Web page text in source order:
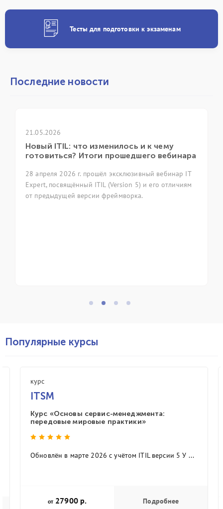
Тесты для подготовки к экзаменам
Последние новости
ITIL: что изменилось и к чему
Итоги прошедшего вебинара
апреля 2026 г. прошёл эксклюзивный вебинар IT
посвящённый ITIL (Version 5) и его отличиям
предыдущей версии фреймворка.
Популярные курсы
курс
ITSM
Курс «Основы сервис-менеджмента:
передовые мировые практики»
Обновлён в марте 2026 с учётом ITIL версии 5 У ...
от 27900 р. Подробнее